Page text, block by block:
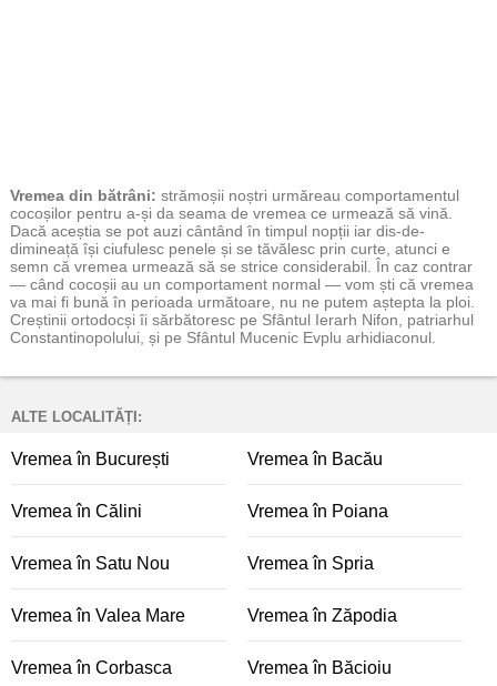
Vremea din bătrâni: strămoșii noștri urmăreau comportamentul
cocoșilor pentru a-și da seama de vremea ce urmează să vină.
Dacă aceștia se pot auzi cântând în timpul nopții iar dis-de-
dimineață își ciufulesc penele și se tăvălesc prin curte, atunci e
semn că vremea urmează să se strice considerabil. În caz contrar
— când cocoșii au un comportament normal — vom ști că vremea
va mai fi bună în perioada următoare, nu ne putem aștepta la ploi.
Creștinii ortodocși îi sărbătoresc pe Sfântul Ierarh Nifon, patriarhul
Constantinopolului, și pe Sfântul Mucenic Evplu arhidiaconul.
ALTE LOCALITĂȚI:
Vremea în București Vremea în Bacău
Vremea în Călini Vremea în Poiana
Vremea în Satu Nou Vremea în Spria
Vremea în Valea Mare Vremea în Zăpodia
Vremea în Corbasca Vremea în Băcioiu